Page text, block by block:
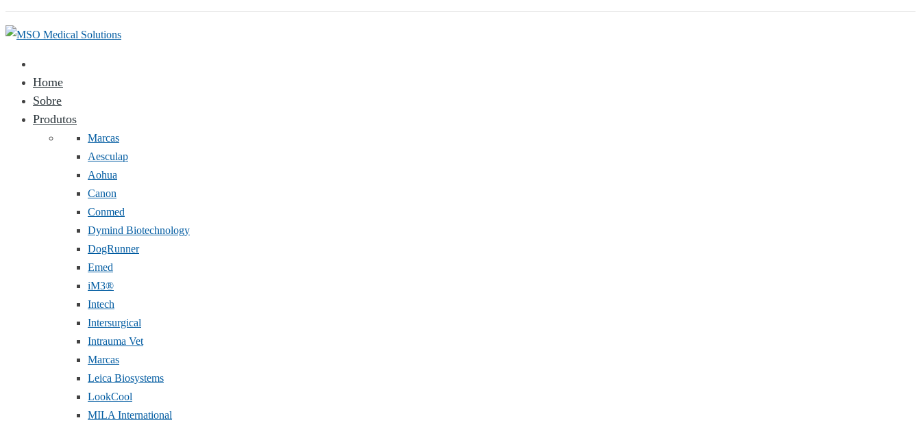
Home
Sobre
Produtos
Marcas
Aesculap
Aohua
Canon
Conmed
Dymind Biotechnology
DogRunner
Emed
iM3®️
Intech
Intersurgical
Intrauma Vet
Marcas
Leica Biosystems
LookCool
MILA International